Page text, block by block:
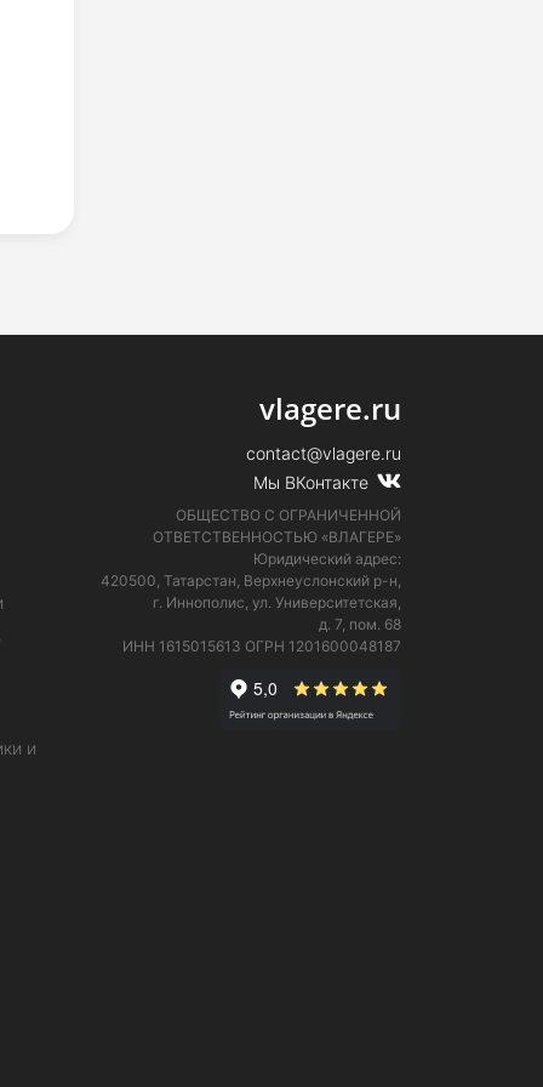
и
vlagere.ru
contact@vlagere.ru
Мы ВКонтакте
ОБЩЕСТВО С ОГРАНИЧЕННОЙ
ОТВЕТСТВЕННОСТЬЮ «ВЛАГЕРЕ»
Юридический адрес:
420500, Татарстан, Верхнеуслонский р-н,
г. Иннополис, ул. Университетская,
д. 7, пом. 68
ИНН 1615015613 ОГРН 1201600048187